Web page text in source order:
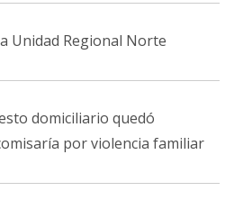
Unidad Regional Norte
domiciliario quedó
por violencia familiar